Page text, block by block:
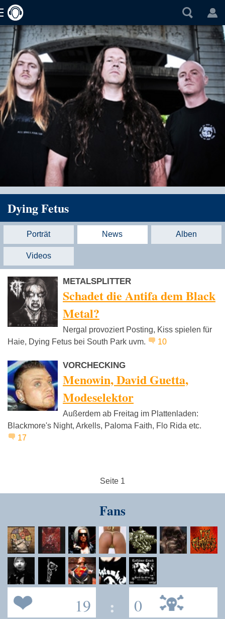
Dying Fetus
Porträt News Alben
Videos
METALSPLITTER
Schadet die Antifa dem Black
Metal?
Nergal provoziert Posting, Kiss spielen für
Haie, Dying Fetus bei South Park uvm.
10
VORCHECKING
Menowin, David Guetta,
Modeselektor
Außerdem ab Freitag im Plattenladen:
Blackmore's Night, Arkells, Paloma Faith, Flo Rida etc.
17
Seite 1
Fans
19 : 0